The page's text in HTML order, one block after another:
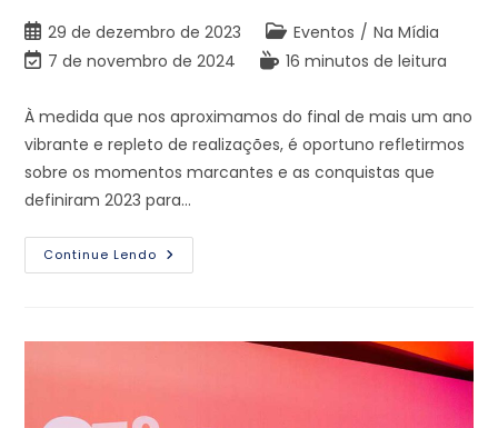
29 de dezembro de 2023 Eventos / Na Mídia
7 de novembro de 2024
16 minutos de leitura
À medida que nos aproximamos do final de mais um ano
vibrante e repleto de realizações, é oportuno refletirmos
sobre os momentos marcantes e as conquistas que
definiram 2023 para…
Continue Lendo